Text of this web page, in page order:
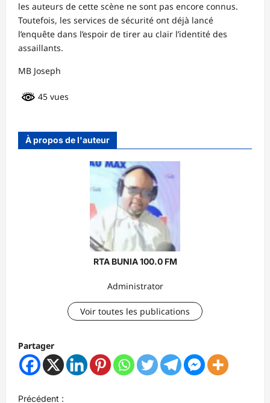
les auteurs de cette scène ne sont pas encore connus.
Toutefois, les services de sécurité ont déjà lancé
l’enquête dans l’espoir de tirer au clair l’identité des
assaillants.
MB Joseph
45 vues
À propos de l'auteur
RTA BUNIA 100.0 FM
Administrator
Voir toutes les publications
Partager
Précédent :